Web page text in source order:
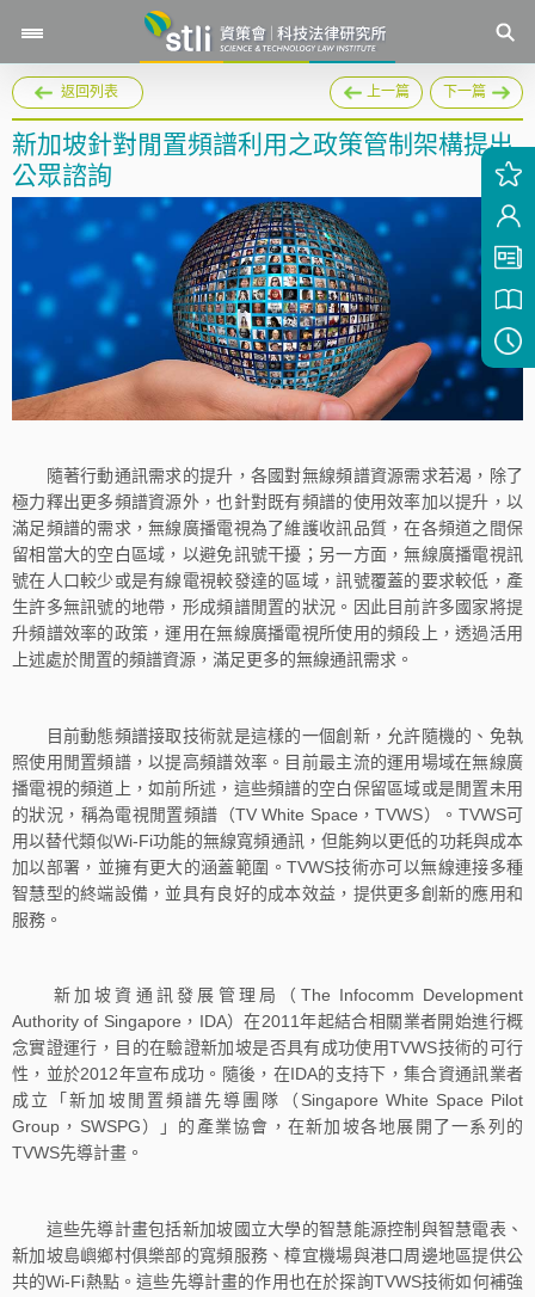
返回列表 上一篇 下一篇
新加坡針對閒置頻譜利用之政策管制架構提出
公眾諮詢
隨著行動通訊需求的提升，各國對無線頻譜資源需求若渴，除了
極力釋出更多頻譜資源外，也針對既有頻譜的使用效率加以提升，以
滿足頻譜的需求，無線廣播電視為了維護收訊品質，在各頻道之間保
留相當大的空白區域，以避免訊號干擾；另一方面，無線廣播電視訊
號在人口較少或是有線電視較發達的區域，訊號覆蓋的要求較低，產
生許多無訊號的地帶，形成頻譜閒置的狀況。因此目前許多國家將提
升頻譜效率的政策，運用在無線廣播電視所使用的頻段上，透過活用
上述處於閒置的頻譜資源，滿足更多的無線通訊需求。
目前動態頻譜接取技術就是這樣的一個創新，允許隨機的、免執
照使用閒置頻譜，以提高頻譜效率。目前最主流的運用場域在無線廣
播電視的頻道上，如前所述，這些頻譜的空白保留區域或是閒置未用
的狀況，稱為電視閒置頻譜（TV White Space，TVWS）。TVWS可
用以替代類似Wi-Fi功能的無線寬頻通訊，但能夠以更低的功耗與成本
加以部署，並擁有更大的涵蓋範圍。TVWS技術亦可以無線連接多種
智慧型的終端設備，並具有良好的成本效益，提供更多創新的應用和
服務。
新加坡資通訊發展管理局（The Infocomm Development
Authority of Singapore，IDA）在2011年起結合相關業者開始進行概
念實證運行，目的在驗證新加坡是否具有成功使用TVWS技術的可行
性，並於2012年宣布成功。隨後，在IDA的支持下，集合資通訊業者
成立「新加坡閒置頻譜先導團隊（Singapore White Space Pilot
Group，SWSPG）」的產業協會，在新加坡各地展開了一系列的
TVWS先導計畫。
這些先導計畫包括新加坡國立大學的智慧能源控制與智慧電表、
新加坡島嶼鄉村俱樂部的寬頻服務、樟宜機場與港口周邊地區提供公
共的Wi-Fi熱點。這些先導計畫的作用也在於探詢TVWS技術如何補強